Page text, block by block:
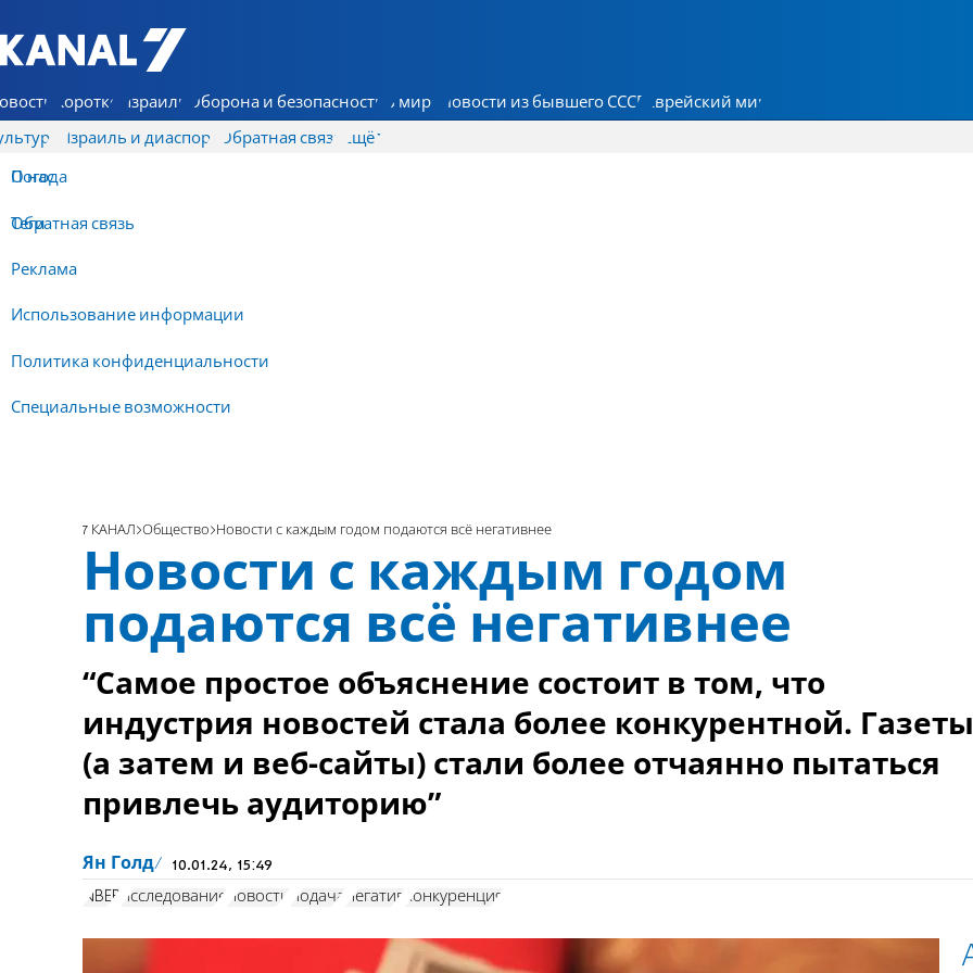
7 КАНАЛ - Аруц Шева
Коротко Израиль Оборона и безопасность В мире Новости из бывшего СССР Еврейский мир
Израиль и диаспора Обратная связь
О нас
Обратная связь
Реклама
Использование информации
Политика конфиденциальности
Специальные возможности
Ещё
Погода
Теги
7 КАНАЛ Общество Новости с каждым годом подаются всё негативнее
Новости с каждым годом
подаются всё негативнее
“Самое простое объяснение состоит в том, что
индустрия новостей стала более конкурентной. Газеты
(а затем и веб-сайты) стали более отчаянно пытаться
привлечь аудиторию”
Ян Голд 10.01.24, 15:49
NBER исследование новости подача негатив конкуренция